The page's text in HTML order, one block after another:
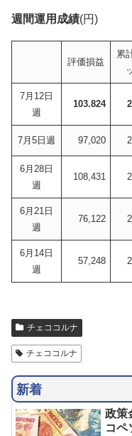
週間運用成績(円)
評価損益
累
7月12日
週
103.824
7月5日週 97,020
6月28日
週
108,431
6月21日
週
76,122
6月14日
週
57,248
チェココルナ
チェココルナ
新着
政
コペ